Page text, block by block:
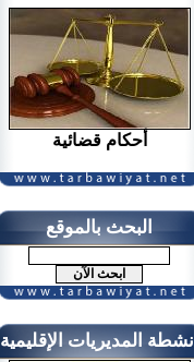
أحكام قضائية
البحث بالموقع
أنشطة المديريات الإقليمية